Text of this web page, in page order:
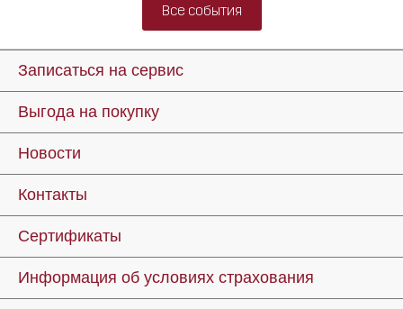
Все события
Записаться на сервис
Выгода на покупку
Новости
Контакты
Сертификаты
Информация об условиях страхования